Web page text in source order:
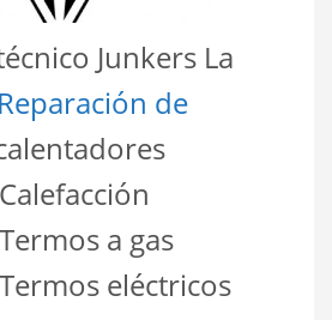
Junkers La
Reparación de
a gas
eléctricos